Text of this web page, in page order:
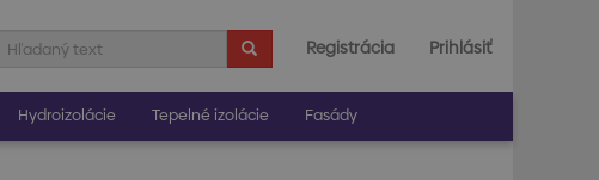
Registrácia Prihlásiť
Hydroizolácie Tepelné izolácie Fasády